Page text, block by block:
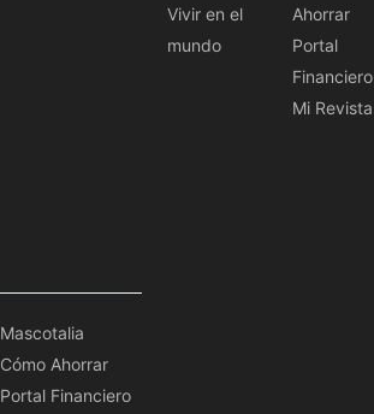
Vivir en el
mundo
Ahorrar
Portal
Financiero
Mi Revista
Mascotalia
Cómo Ahorrar
Portal Financiero